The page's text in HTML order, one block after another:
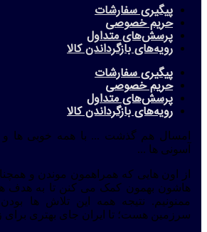
پیگیری سفارشات
حریم خصوصی
پرسش‌های متداول
رویه‌های بازگرداندن کالا
پیگیری سفارشات
حریم خصوصی
پرسش‌های متداول
رویه‌های بازگرداندن کالا
امسال هم گذشت ... با همه خوبی ها و
آسونی ها ...
از اون هایی که همراهمون موندن و
هاشون بهمون کمک می کنن تا به هدف
ممنونیم. نتیجه همه این تلاش ها
سرزمین هست؛ تا ایران جای بهتری